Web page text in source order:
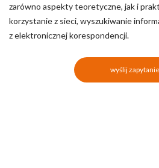
zarówno aspekty teoretyczne, jak i
korzystanie z sieci, wyszukiwanie
z elektronicznej korespondencji.
wyślij zapytanie